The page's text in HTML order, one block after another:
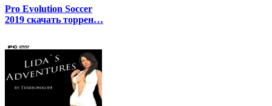
Pro Evolution Soccer
2019 скачать торрен…